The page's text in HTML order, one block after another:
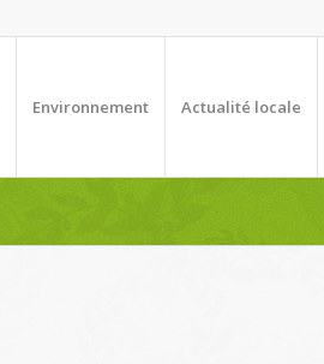
Environnement Actualité locale